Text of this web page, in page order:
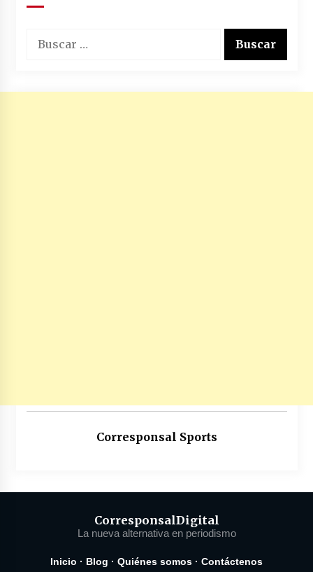
Corresponsal Sports
CorresponsalDigital
La nueva alternativa en periodismo
Inicio · Blog · Quiénes somos · Contáctenos